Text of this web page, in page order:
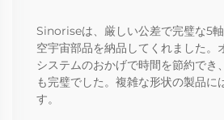
Sinoriseは、厳しい公差で完璧な5
空宇宙部品を納品してくれました。
システムのおかげで時間を節約でき
も完璧でした。複雑な形状の製品に
す。